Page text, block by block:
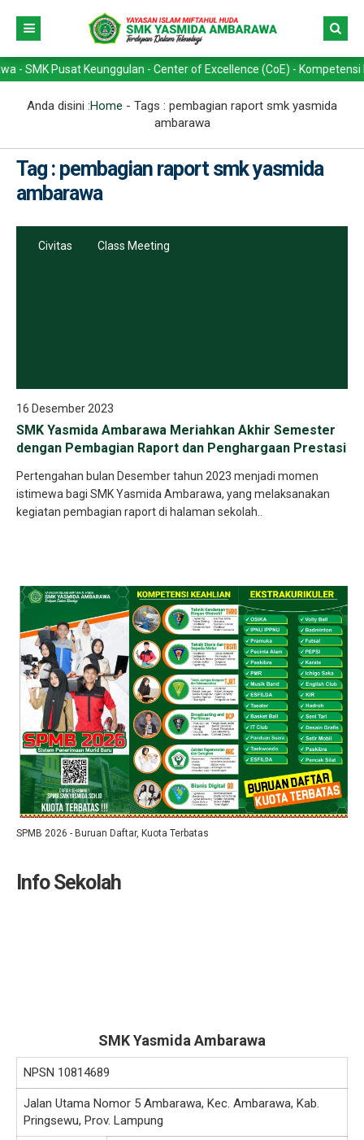
Pusat Keunggulan - Center of Excellence (CoE) - Kompetensi
Anda disini :Home - Tags : pembagian raport smk yasmida
ambarawa
Tag : pembagian raport smk yasmida
ambarawa
Civitas Class Meeting
16 Desember 2023
SMK Yasmida Ambarawa Meriahkan Akhir Semester
dengan Pembagian Raport dan Penghargaan Prestasi
Pertengahan bulan Desember tahun 2023 menjadi momen
istimewa bagi SMK Yasmida Ambarawa, yang melaksanakan
kegiatan pembagian raport di halaman sekolah..
SPMB 2026 - Buruan Daftar, Kuota Terbatas
Info Sekolah
SMK Yasmida Ambarawa
NPSN 10814689
Jalan Utama Nomor 5 Ambarawa, Kec. Ambarawa, Kab.
Pringsewu, Prov. Lampung